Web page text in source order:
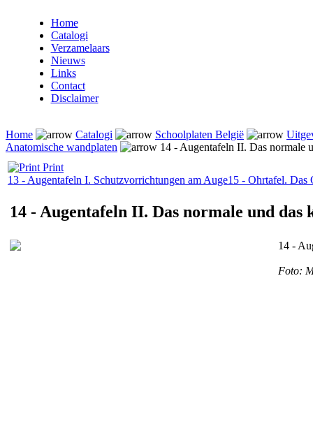
Home
Catalogi
Verzamelaars
Nieuws
Links
Contact
Disclaimer
Home Catalogi Schoolplaten België
Anatomische wandplaten
14 - Augentafeln II. Das normale
Print
13 - Augentafeln I. Schutzvorrichtungen am Auge15 - Ohrtafel. Das
14 - Augentafeln II. Das normale und das
14 -
Foto: